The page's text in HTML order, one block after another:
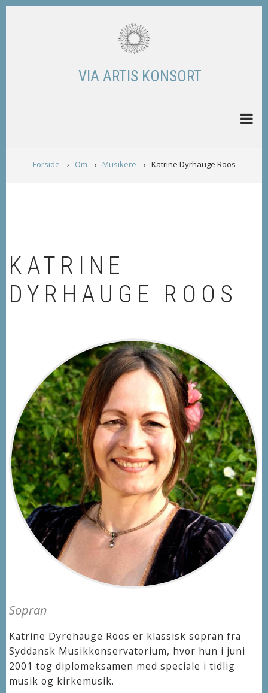
Skip
VIA ARTIS KONSORT
BREADCRUMB
Forside Om Musikere Katrine Dyrhauge Roos
KATRINE
DYRHAUGE ROOS
Sopran
Katrine Dyrehauge Roos er klassisk sopran fra
Syddansk Musikkonservatorium, hvor hun i juni
2001 tog diplomeksamen med speciale i tidlig
musik og kirkemusik.